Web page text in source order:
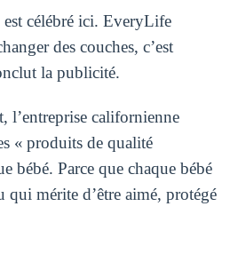
est célébré ici. EveryLife
des couches, c’est
la publicité.
l’entreprise californienne
« produits de qualité
bébé. Parce que chaque bébé
qui mérite d’être aimé, protégé